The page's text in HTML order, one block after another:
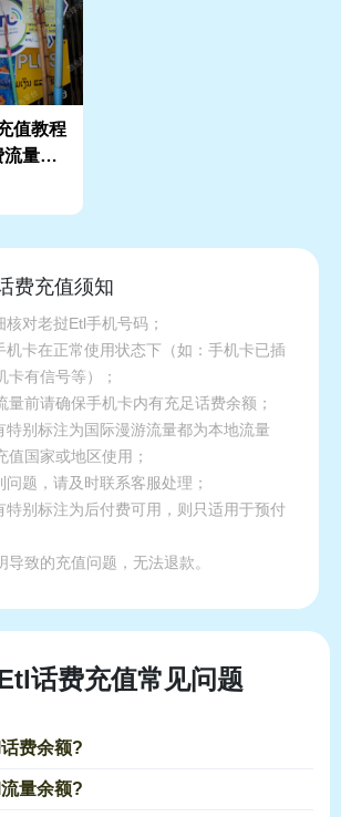
值教程
量余
费充值须知
对老挝Etl手机号码；
机卡在正常使用状态下（如：手机卡已插
卡有信号等）；
量前请确保手机卡内有充足话费余额；
特别标注为国际漫游流量都为本地流量
值国家或地区使用；
题，请及时联系客服处理；
特别标注为后付费可用，则只适用于预付
导致的充值问题，无法退款。
话费充值常见问题
费余额?
量余额?